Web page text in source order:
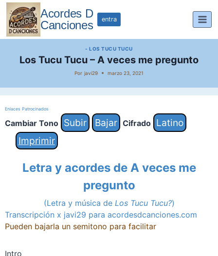
Saltar
contenido
Acordes D
Canciones
entra
- LOS TUCU TUCU
Los Tucu Tucu – A veces me pregunto
Por javi29 marzo 23, 2021
Enlaces Patrocinados
Cambiar Tono Subir Bajar Cifrado
Latino
Imprimir
Letra y acordes de A veces me
pregunto
(Letra y música de Los Tucu Tucu?)
Transcripción x javi29 para acordesdcanciones.com
Pueden bajarla un semitono para facilitar
Intro